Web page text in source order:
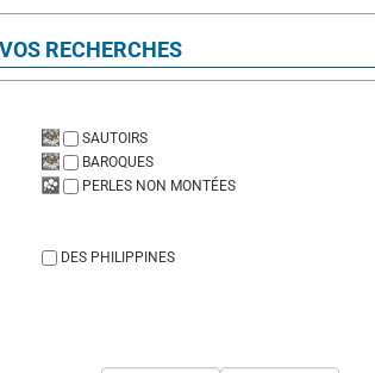
RECHERCHES
SAUTOIRS
BAROQUES
PERLES NON MONTÉES
DES PHILIPPINES